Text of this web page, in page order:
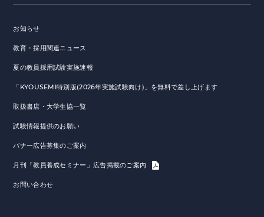
お知らせ
教育・採用関連ニュース
夏の教員採用試験実施速報
「KYOUSEMI特別版(2026年実施試験向け)」を無料で差し上げます
取扱書店・大学生協一覧
試験情報提供のお願い
バナー広告募集のご案内
月刊「教員養成セミナー」広告掲載のご案内
お問い合わせ